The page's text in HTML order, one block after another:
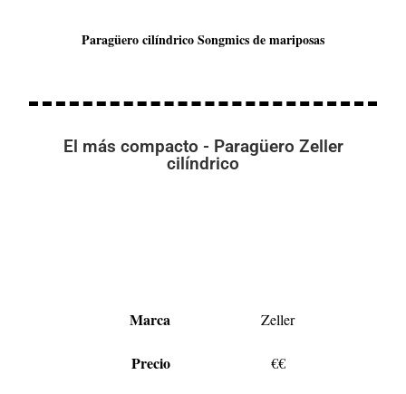
Paragüero cilíndrico Songmics de mariposas
El más compacto - Paragüero Zeller
cilíndrico
Marca Zeller
Precio €€